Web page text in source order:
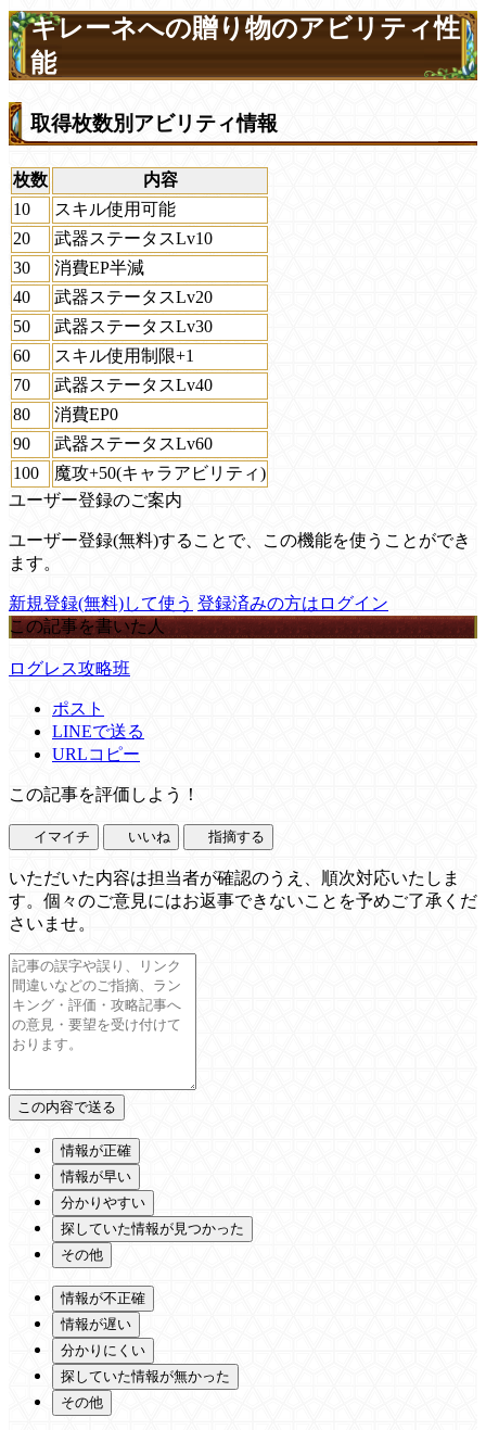
キレーネへの贈り物のアビリティ性
能
取得枚数別アビリティ情報
枚数
内容
10
スキル使用可能
20
武器ステータスLv10
30
消費EP半減
40
武器ステータスLv20
50
武器ステータスLv30
60
スキル使用制限+1
70
武器ステータスLv40
80
消費EP0
90
武器ステータスLv60
100
魔攻+50(キャラアビリティ)
ユーザー登録のご案内
ユーザー登録(無料)することで、この機能を使うことができ
ます。
新規登録(無料)して使う 登録済みの方はログイン
この記事を書いた人
ログレス攻略班
ポスト
LINEで送る
URLコピー
この記事を評価しよう！
イマイチ いいね 指摘する
いただいた内容は担当者が確認のうえ、順次対応いたしま
す。個々のご意見にはお返事できないことを予めご了承くだ
さいませ。
情報が正確
情報が早い
分かりやすい
探していた情報が見つかった
その他
情報が不正確
情報が遅い
分かりにくい
探していた情報が無かった
その他